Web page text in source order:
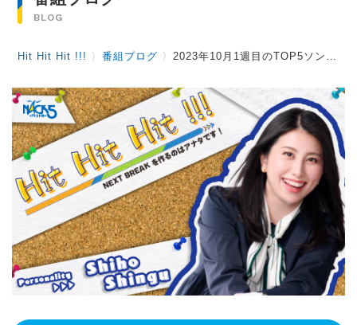
BLOG
Hit Hit Hit !!! 〉番組ブログ 〉2023年10月1週目のTOP5ソング！